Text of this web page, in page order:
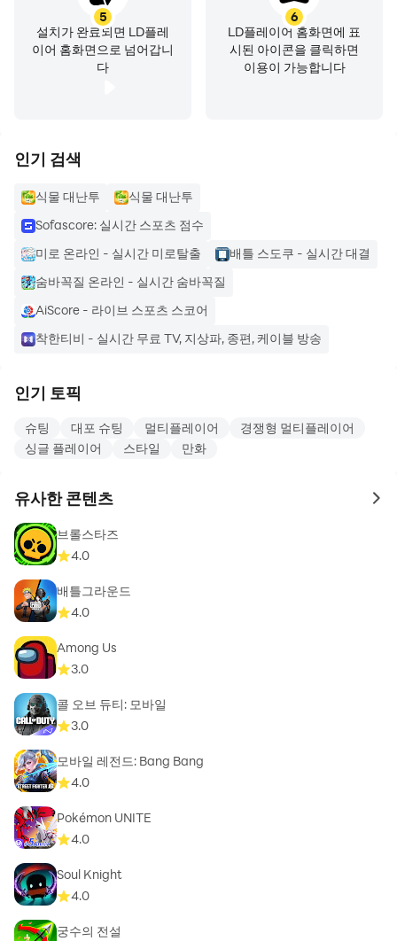
5
설치가 완료되면 LD플레
이어 홈화면으로 넘어갑니
다
6
LD플레이어 홈화면에 표
시된 아이콘을 클릭하면
이용이 가능합니다
인기 검색
식물 대난투
식물 대난투
Sofascore: 실시간 스포츠 점수
미로 온라인 - 실시간 미로탈출
배틀 스도쿠 - 실시간 대결
숨바꼭질 온라인 - 실시간 숨바꼭질
AiScore - 라이브 스포츠 스코어
착한티비 - 실시간 무료 TV, 지상파, 종편, 케이블 방송
인기 토픽
슈팅 대포 슈팅 멀티플레이어
경쟁형 멀티플레이어
싱글 플레이어
스타일 만화
유사한 콘텐츠 to
브롤스타즈
4.0
배틀그라운드
4.0
Among Us
3.0
콜 오브 듀티: 모바일
3.0
모바일 레전드: Bang Bang
4.0
Pokémon UNITE
4.0
Soul Knight
4.0
궁수의 전설